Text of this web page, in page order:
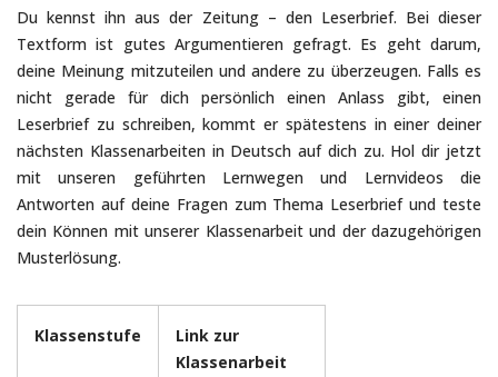
Du kennst ihn aus der Zeitung – den Leserbrief. Bei dieser
Textform ist gutes Argumentieren gefragt. Es geht darum,
deine Meinung mitzuteilen und andere zu überzeugen. Falls es
nicht gerade für dich persönlich einen Anlass gibt, einen
Leserbrief zu schreiben, kommt er spätestens in einer deiner
nächsten Klassenarbeiten in Deutsch auf dich zu. Hol dir jetzt
mit unseren geführten Lernwegen und Lernvideos die
Antworten auf deine Fragen zum Thema Leserbrief und teste
dein Können mit unserer Klassenarbeit und der dazugehörigen
Musterlösung.
Klassenstufe
Link zur
Klassenarbeit